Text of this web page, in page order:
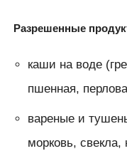
Разрешенные
каши на воде
пшенная,
вареные и
морковь, свекла,